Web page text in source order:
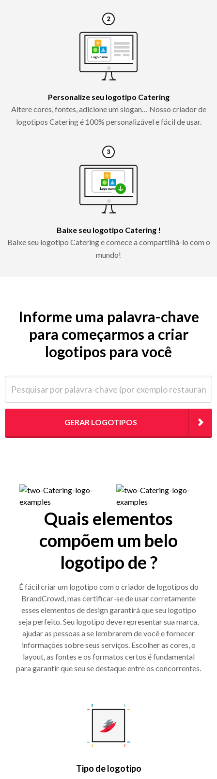
Personalize seu logotipo Catering
Altere cores, fontes, adicione um slogan… Nosso criador de
logotipos Catering é 100% personalizável e fácil de usar.
Baixe seu logotipo Catering !
Baixe seu logotipo Catering e comece a compartilhá-lo com o
mundo!
Informe uma palavra-chave
para começarmos a criar
logotipos para você
GERAR LOGOTIPOS
Quais elementos
compõem um belo
logotipo de ?
É fácil criar um logotipo com o criador de logotipos do
BrandCrowd, mas certificar-se de usar corretamente
esses elementos de design garantirá que seu logotipo
seja perfeito. Seu logotipo deve representar sua marca,
ajudar as pessoas a se lembrarem de você e fornecer
informações sobre seus serviços. Escolher as cores, o
layout, as fontes e os formatos certos é fundamental
para garantir que seu se destaque entre os concorrentes.
Tipo de logotipo